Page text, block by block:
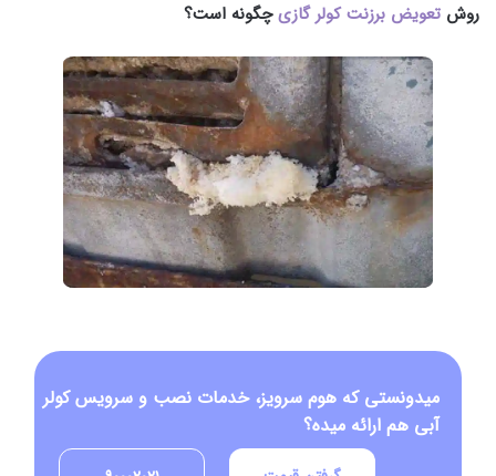
روش تعویض برزنت کولر گازیچگونه است؟
میدونستی که هوم سرویز، خدمات نصب و سرویس کولر
آبی هم ارائه میده؟